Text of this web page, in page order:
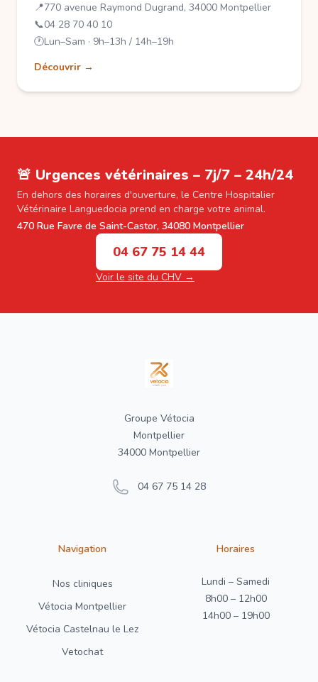
📍770 avenue Raymond Dugrand, 34000 Montpellier
📞04 28 70 40 10
🕐Lun–Sam · 9h–13h / 14h–19h
Découvrir →
🚨 Urgences vétérinaires – 7j/7 – 24h/24
En dehors des horaires d'ouverture, le Centre Hospitalier
Vétérinaire Languedocia prend en charge votre animal.
470 Rue Favre de Saint-Castor, 34080 Montpellier
04 67 75 14 44
Voir le site du CHV →
Groupe Vétocia
Montpellier
34000 Montpellier
04 67 75 14 28
Navigation
Nos cliniques
Vétocia Montpellier
Vétocia Castelnau le Lez
Vetochat
Horaires
Lundi – Samedi
8h00 – 12h00
14h00 – 19h00